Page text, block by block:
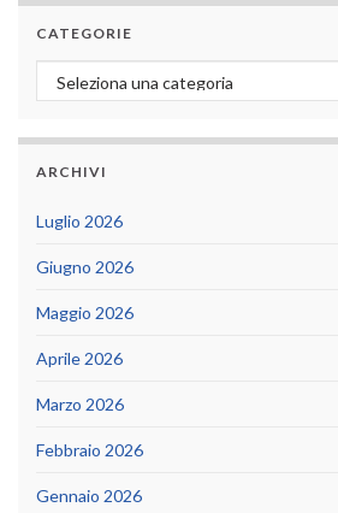
CATEGORIE
Categorie
ARCHIVI
Luglio 2026
Giugno 2026
Maggio 2026
Aprile 2026
Marzo 2026
Febbraio 2026
Gennaio 2026